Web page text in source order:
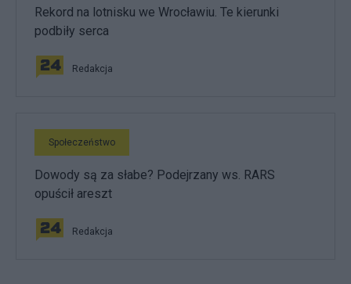
Rekord na lotnisku we Wrocławiu. Te kierunki
podbiły serca
Redakcja
Społeczeństwo
Dowody są za słabe? Podejrzany ws. RARS
opuścił areszt
Redakcja